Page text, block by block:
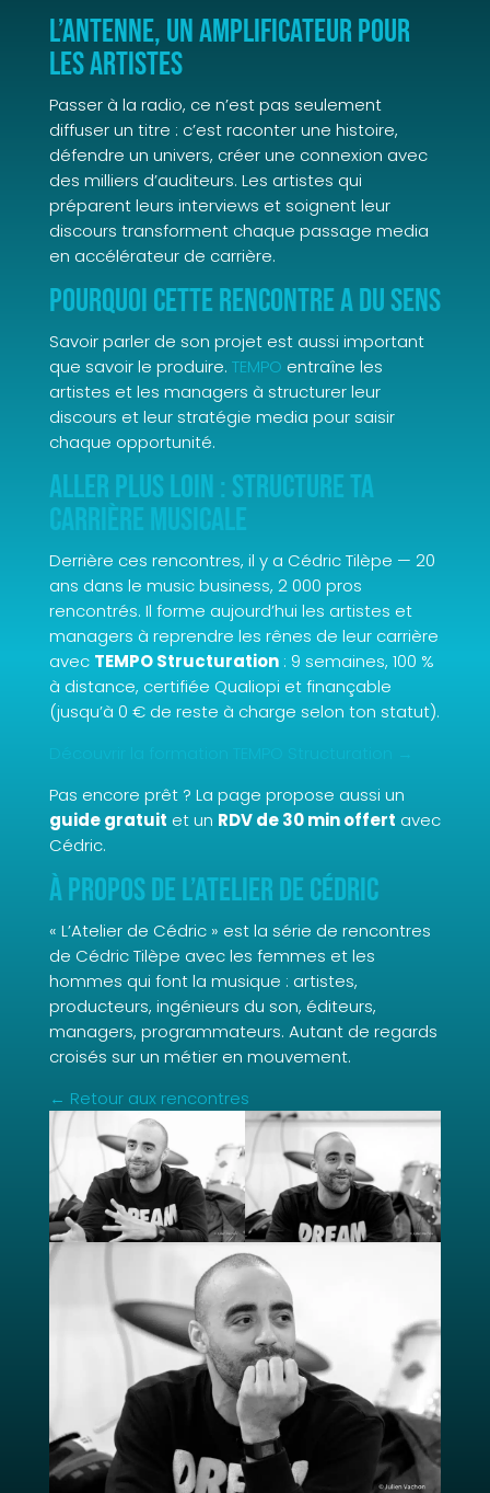
L’antenne, un amplificateur pour
les artistes
Passer à la radio, ce n’est pas seulement
diffuser un titre : c’est raconter une histoire,
défendre un univers, créer une connexion avec
des milliers d’auditeurs. Les artistes qui
préparent leurs interviews et soignent leur
discours transforment chaque passage media
en accélérateur de carrière.
Pourquoi cette rencontre a du sens
Savoir parler de son projet est aussi important
que savoir le produire. TEMPO entraîne les
artistes et les managers à structurer leur
discours et leur stratégie media pour saisir
chaque opportunité.
Aller plus loin : structure ta
carrière musicale
Derrière ces rencontres, il y a Cédric Tilèpe — 20
ans dans le music business, 2 000 pros
rencontrés. Il forme aujourd’hui les artistes et
managers à reprendre les rênes de leur carrière
avec TEMPO Structuration: 9 semaines, 100 %
à distance, certifiée Qualiopi et finançable
(jusqu’à 0 € de reste à charge selon ton statut).
Pas encore prêt ? La page propose aussi un
guide gratuit et un RDV de 30 min offert avec
Cédric.
À propos de L’Atelier de Cédric
« L’Atelier de Cédric » est la série de rencontres
de Cédric Tilèpe avec les femmes et les
hommes qui font la musique : artistes,
producteurs, ingénieurs du son, éditeurs,
managers, programmateurs. Autant de regards
croisés sur un métier en mouvement.
← Retour aux rencontres